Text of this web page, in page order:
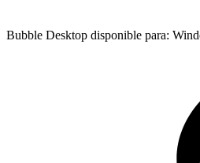
Bubble Desktop disponible para: